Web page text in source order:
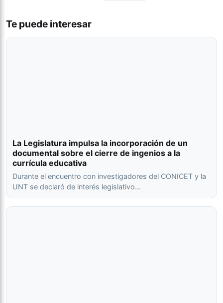
Te puede interesar
La Legislatura impulsa la incorporación de un
documental sobre el cierre de ingenios a la
currícula educativa
Durante el encuentro con investigadores del CONICET y la
UNT se declaró de interés legislativo…